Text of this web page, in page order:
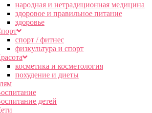
народная и нетрадиционная медицина
здоровое и правильное питание
здоровье
спорт / фитнес
физкультура и спорт
косметика и косметология
похудение и диеты
детей